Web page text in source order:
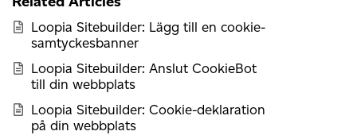
Loopia Sitebuilder: Lägg till en cookie-
samtyckesbanner
Loopia Sitebuilder: Anslut CookieBot
till din webbplats
Loopia Sitebuilder: Cookie-deklaration
på din webbplats